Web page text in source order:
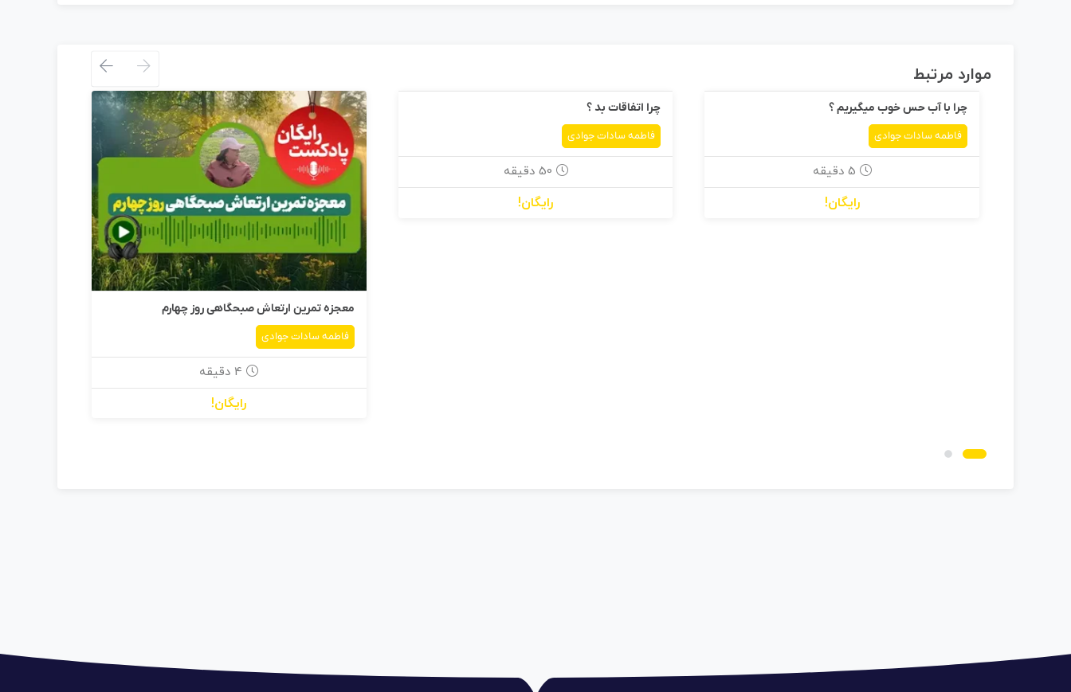
موارد مرتبط
چرا با آب حس خوب میگیریم ؟
فاطمه سادات جوادی
رایگان!
چرا اتفاقات بد ؟
فاطمه سادات جوادی
رایگان!
معجزه تمرین ارتعاش صبحگاهی روز چهارم
فاطمه سادات جوادی
4 دقیقه
رایگان!